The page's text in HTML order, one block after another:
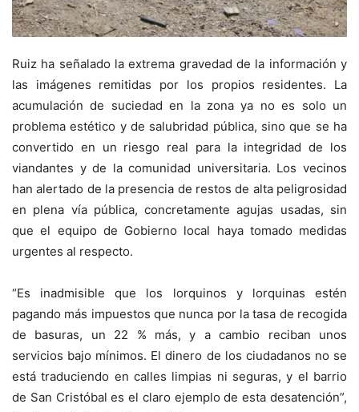
Ruiz ha señalado la extrema gravedad de la información y
las imágenes remitidas por los propios residentes. La
acumulación de suciedad en la zona ya no es solo un
problema estético y de salubridad pública, sino que se ha
convertido en un riesgo real para la integridad de los
viandantes y de la comunidad universitaria. Los vecinos
han alertado de la presencia de restos de alta peligrosidad
en plena vía pública, concretamente agujas usadas, sin
que el equipo de Gobierno local haya tomado medidas
urgentes al respecto.
“Es inadmisible que los lorquinos y lorquinas estén
pagando más impuestos que nunca por la tasa de recogida
de basuras, un 22 % más, y a cambio reciban unos
servicios bajo mínimos. El dinero de los ciudadanos no se
está traduciendo en calles limpias ni seguras, y el barrio
de San Cristóbal es el claro ejemplo de esta desatención”,